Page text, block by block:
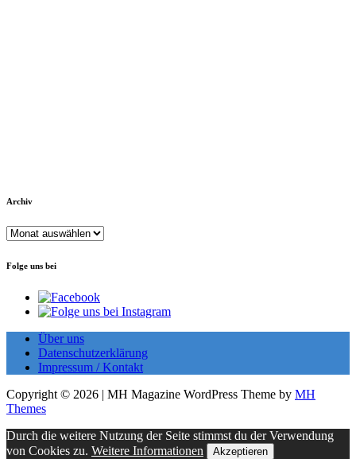
Archiv
Archiv
Folge uns bei
Über uns
Datenschutzerklärung
Impressum / Kontakt
Copyright © 2026 | MH Magazine WordPress Theme by MH
Themes
Durch die weitere Nutzung der Seite stimmst du der Verwendung
von Cookies zu. Weitere Informationen Akzeptieren